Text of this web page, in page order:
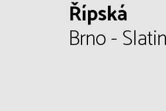
Řípská
Brno -